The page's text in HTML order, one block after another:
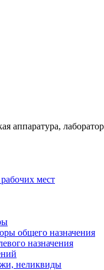
аппаратура,
мест
общего назначения
назначения
неликвиды